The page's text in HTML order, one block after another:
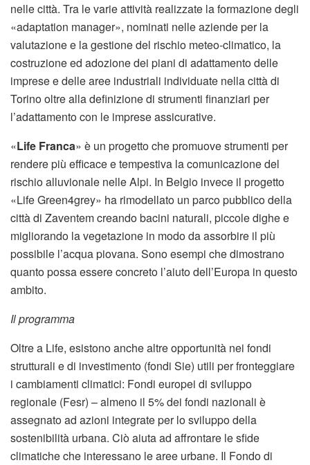
nelle città. Tra le varie attività realizzate la formazione degli
«adaptation manager», nominati nelle aziende per la
valutazione e la gestione del rischio meteo-climatico, la
costruzione ed adozione dei piani di adattamento delle
imprese e delle aree industriali individuate nella città di
Torino oltre alla definizione di strumenti finanziari per
l’adattamento con le imprese assicurative.
«Life Franca» è un progetto che promuove strumenti per
rendere più efficace e tempestiva la comunicazione del
rischio alluvionale nelle Alpi. In Belgio invece il progetto
«Life Green4grey» ha rimodellato un parco pubblico della
città di Zaventem creando bacini naturali, piccole dighe e
migliorando la vegetazione in modo da assorbire il più
possibile l’acqua piovana. Sono esempi che dimostrano
quanto possa essere concreto l’aiuto dell’Europa in questo
ambito.
Il programma
Oltre a Life, esistono anche altre opportunità nei fondi
strutturali e di investimento (fondi Sie) utili per fronteggiare
i cambiamenti climatici: Fondi europei di sviluppo
regionale (Fesr) – almeno il 5% dei fondi nazionali è
assegnato ad azioni integrate per lo sviluppo della
sostenibilità urbana. Ciò aiuta ad affrontare le sfide
climatiche che interessano le aree urbane. Il Fondo di